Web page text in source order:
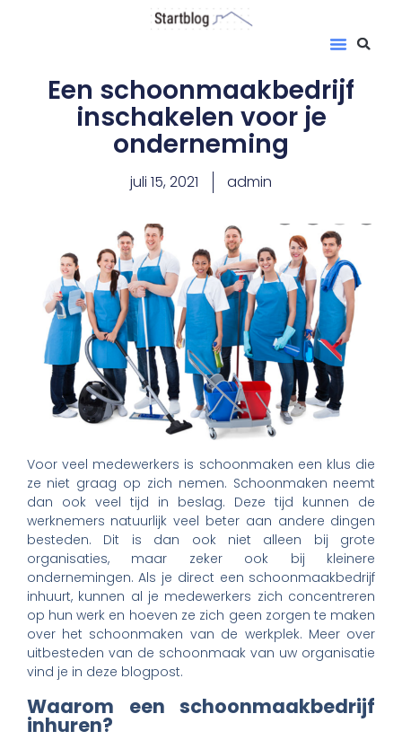
Een schoonmaakbedrijf
inschakelen voor je
onderneming
juli 15, 2021 admin
Voor veel medewerkers is schoonmaken een klus die
ze niet graag op zich nemen. Schoonmaken neemt
dan ook veel tijd in beslag. Deze tijd kunnen de
werknemers natuurlijk veel beter aan andere dingen
besteden. Dit is dan ook niet alleen bij grote
organisaties, maar zeker ook bij kleinere
ondernemingen. Als je direct een schoonmaakbedrijf
inhuurt, kunnen al je medewerkers zich concentreren
op hun werk en hoeven ze zich geen zorgen te maken
over het schoonmaken van de werkplek. Meer over
uitbesteden van de schoonmaak van uw organisatie
vind je in deze blogpost.
Waarom een schoonmaakbedrijf
inhuren?